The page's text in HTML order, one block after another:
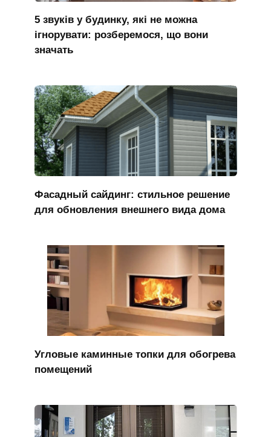
5 звуків у будинку, які не можна
ігнорувати: розберемося, що вони
значать
Фасадный сайдинг: стильное решение
для обновления внешнего вида дома
Угловые каминные топки для обогрева
помещений